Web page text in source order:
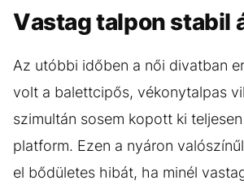
Vastag talpon stabil
Az utóbbi időben a női divatban
volt a balettcipős, vékonytalpas
szimultán sosem kopott ki
platform. Ezen a nyáron
el bődületes hibát, ha minél